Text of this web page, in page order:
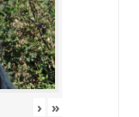
› »